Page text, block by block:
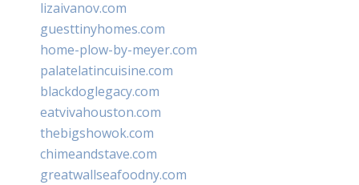
lizaivanov.com
guesttinyhomes.com
home-plow-by-meyer.com
palatelatincuisine.com
blackdoglegacy.com
eatvivahouston.com
thebigshowok.com
chimeandstave.com
greatwallseafoodny.com